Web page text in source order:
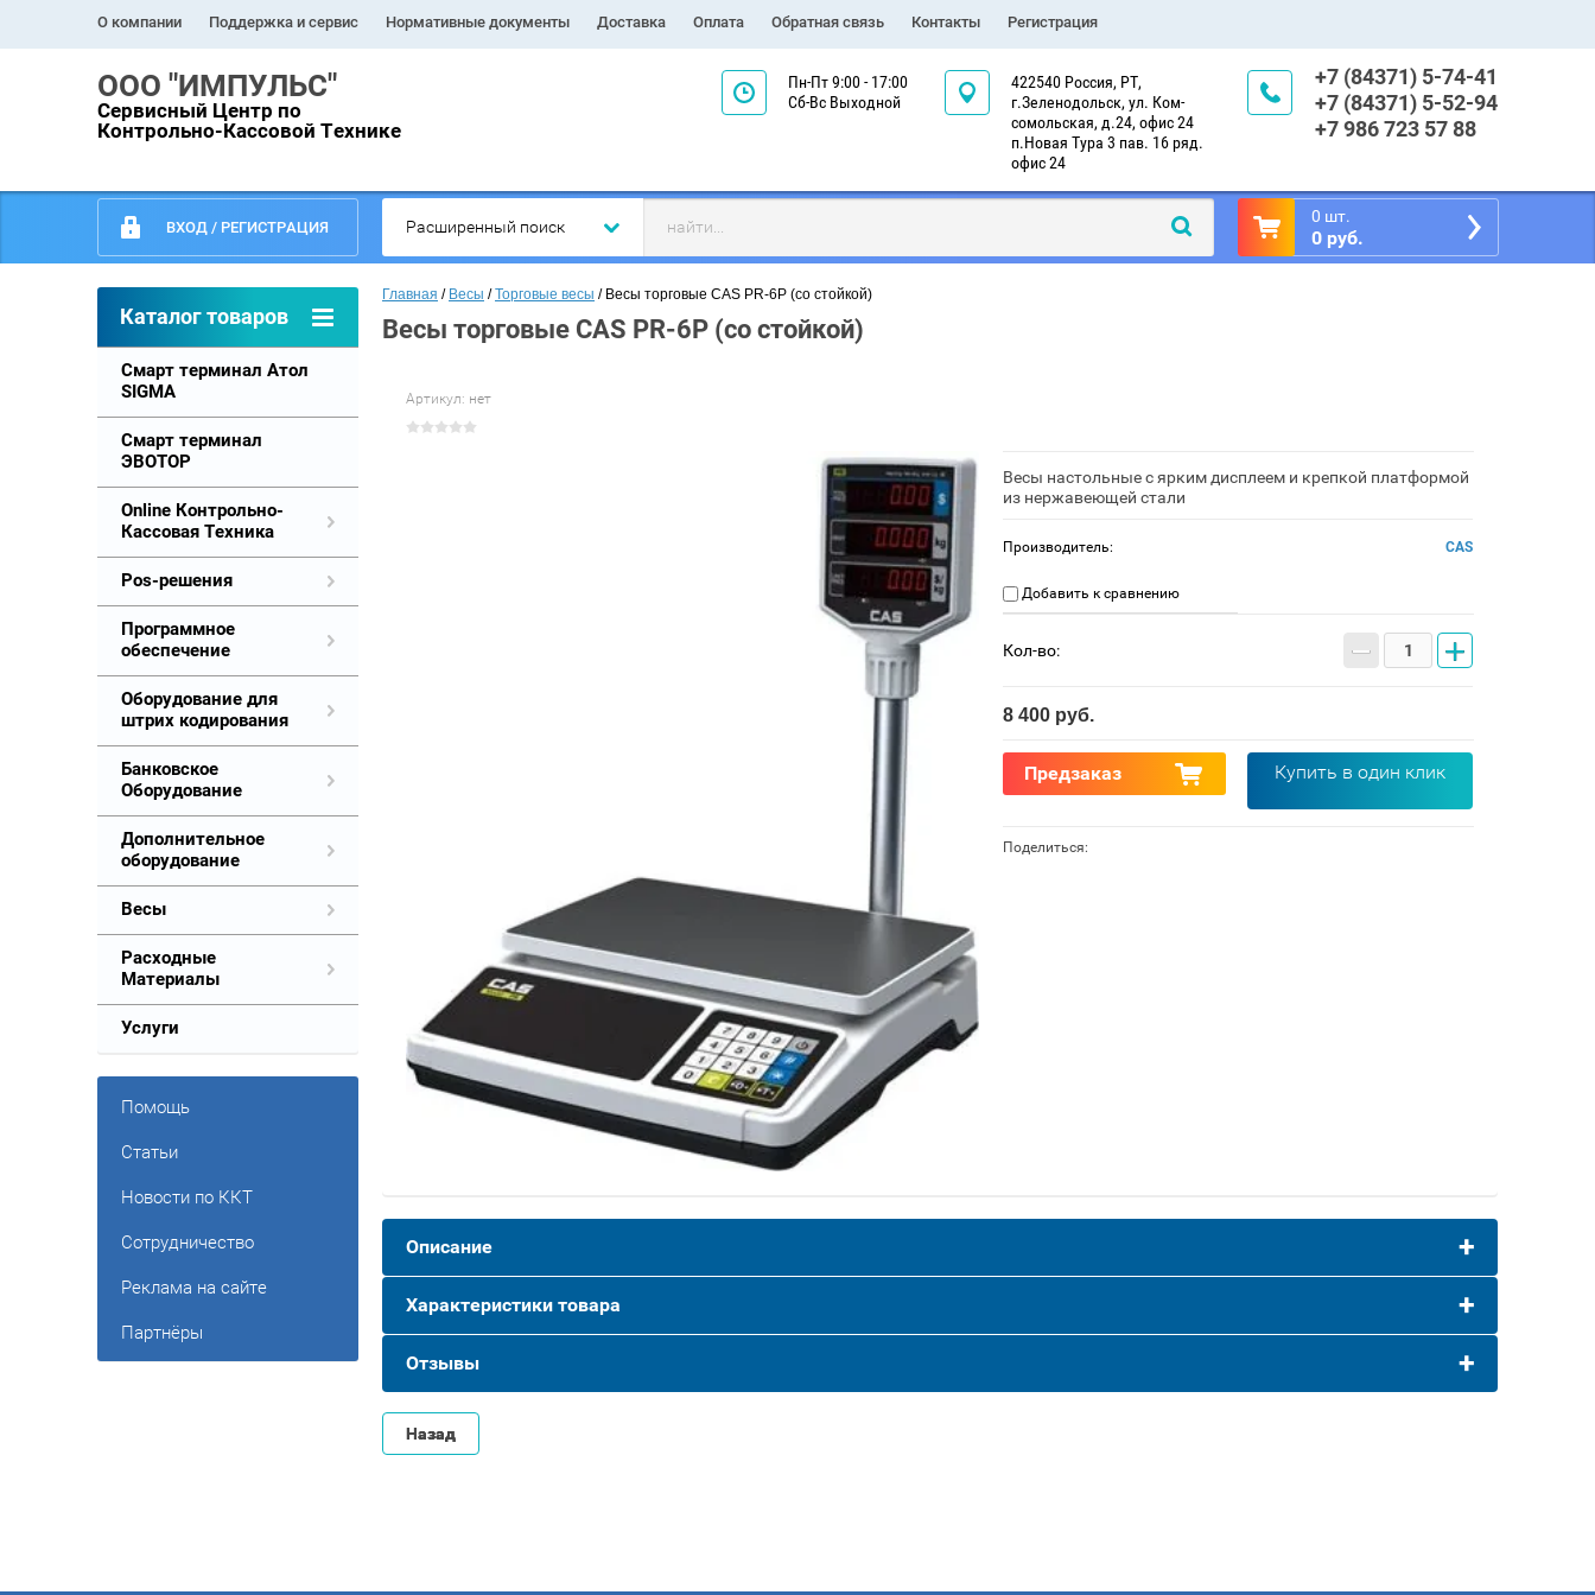
О компании Поддержка и сервис Нормативные документы Доставка Оплата Обратная связь Контакты Регистрация
ООО "ИМПУЛЬС"
Сервисный Центр по
Контрольно-Кассовой Технике
+7 (84371) 5-74-41
+7 (84371) 5-52-94
+7 986 723 57 88
422540 Россия, РТ,
г.Зеленодольск, ул. Ком-
сомольская, д.24, офис 24
п.Новая Тура 3 пав. 16 ряд.
офис 24
Пн-Пт 9:00 - 17:00
Сб-Вс Выходной
ВХОД / РЕГИСТРАЦИЯ
0 шт.
0 руб.
Расширенный поиск
Каталог товаров
Смарт терминал Атол
SIGMA
Смарт терминал
ЭВОТОР
Online Контрольно-
Кассовая Техника
Pos-решения
Программное
обеспечение
Оборудование для
штрих кодирования
Банковское
Оборудование
Дополнительное
оборудование
Весы
Расходные
Материалы
Услуги
Помощь
Статьи
Новости по ККТ
Сотрудничество
Реклама на сайте
Партнёры
Главная / Весы / Торговые весы / Весы торговые CAS PR-6P (со стойкой)
Весы торговые CAS PR-6P (со стойкой)
Артикул: нет
Весы настольные с ярким дисплеем и крепкой платформой
из нержавеющей стали
Производитель: CAS
Добавить к сравнению
Кол-во: − +
8 400 руб.
Предзаказ Купить в один клик
Поделиться:
Описание
Характеристики товара
Отзывы
Назад